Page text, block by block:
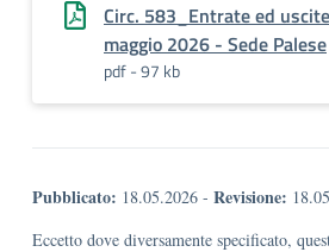
Circ. 583_Entrate ed
maggio 2026 - Sede Palese
pdf - 97 kb
Pubblicato: 18.05.2026 - Revisione:
Eccetto dove diversamente specificato,